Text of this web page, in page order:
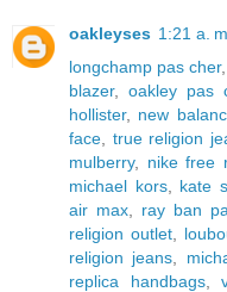
oakleyses 1:21 a. m.
longchamp pas cher
blazer, oakley pas
hollister, new
face
true religion
mulberry, nike free
michael kors, kate
air max
ray ban
religion outlet
religion jeans
replica handbags,